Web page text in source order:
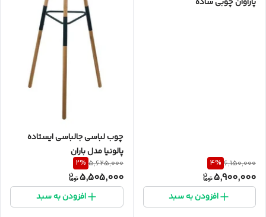
6,150,000
4%
5,900,000
افزودن به سبد
چوب لباسی جالباسی ایستاده
پالونیا مدل باران
5,625,000
2%
5,505,000
افزودن به سبد